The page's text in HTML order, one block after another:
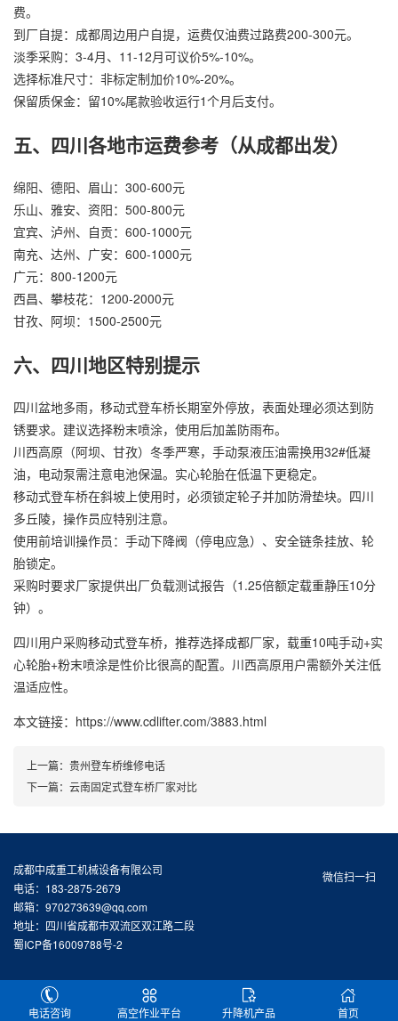
费。
到厂自提：成都周边用户自提，运费仅油费过路费200-300元。
淡季采购：3-4月、11-12月可议价5%-10%。
选择标准尺寸：非标定制加价10%-20%。
保留质保金：留10%尾款验收运行1个月后支付。
五、四川各地市运费参考（从成都出发）
绵阳、德阳、眉山：300-600元
乐山、雅安、资阳：500-800元
宜宾、泸州、自贡：600-1000元
南充、达州、广安：600-1000元
广元：800-1200元
西昌、攀枝花：1200-2000元
甘孜、阿坝：1500-2500元
六、四川地区特别提示
四川盆地多雨，移动式登车桥长期室外停放，表面处理必须达到防
锈要求。建议选择粉末喷涂，使用后加盖防雨布。
川西高原（阿坝、甘孜）冬季严寒，手动泵液压油需换用32#低凝
油，电动泵需注意电池保温。实心轮胎在低温下更稳定。
移动式登车桥在斜坡上使用时，必须锁定轮子并加防滑垫块。四川
多丘陵，操作员应特别注意。
使用前培训操作员：手动下降阀（停电应急）、安全链条挂放、轮
胎锁定。
采购时要求厂家提供出厂负载测试报告（1.25倍额定载重静压10分
钟）。
四川用户采购移动式登车桥，推荐选择成都厂家，载重10吨手动+实
心轮胎+粉末喷涂是性价比很高的配置。川西高原用户需额外关注低
温适应性。
本文链接：https://www.cdlifter.com/3883.html
上一篇： 贵州登车桥维修电话
下一篇： 云南固定式登车桥厂家对比
微信扫一扫
成都中成重工机械设备有限公司
电话：183-2875-2679
邮箱：970273639@qq.com
地址：四川省成都市双流区双江路二段
蜀ICP备16009788号-2
电话咨询 高空作业平台 升降机产品 首页